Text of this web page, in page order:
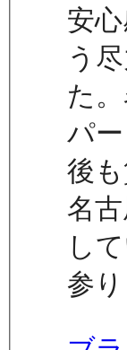
安
う
た
パ
後
名
し
参り